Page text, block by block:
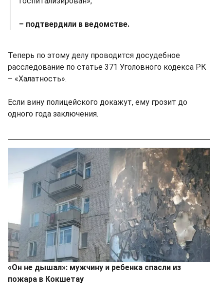
– подтвердили в ведомстве.
Теперь по этому делу проводится досудебное
расследование по статье 371 Уголовного кодекса РК
– «Халатность».
Если вину полицейского докажут, ему грозит до
одного года заключения.
«Он не дышал»: мужчину и ребенка спасли из
пожара в Кокшетау